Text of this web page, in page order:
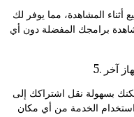
أثناء المشاهدة، مما يوفر لك
برامجك المفضلة دون أي
آخر
بسهولة نقل اشتراكك إلى